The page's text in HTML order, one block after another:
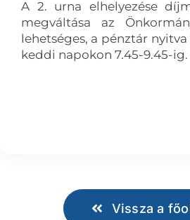
A 2. urna elhelyezése
megváltása az
lehetséges, a pénztár
keddi napokon 7.45-9.45-ig.
Vissza a